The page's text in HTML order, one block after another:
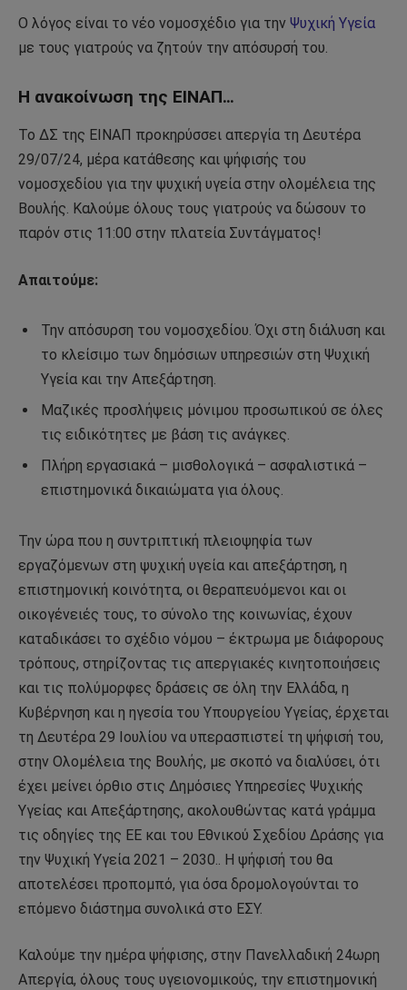
Ο λόγος είναι το νέο νομοσχέδιο για την Ψυχική Υγεία
με τους γιατρούς να ζητούν την απόσυρσή του.
Η ανακοίνωση της ΕΙΝΑΠ…
Το ΔΣ της ΕΙΝΑΠ προκηρύσσει απεργία τη Δευτέρα
29/07/24, μέρα κατάθεσης και ψήφισής του
νομοσχεδίου για την ψυχική υγεία στην ολομέλεια της
Βουλής. Καλούμε όλους τους γιατρούς να δώσουν το
παρόν στις 11:00 στην πλατεία Συντάγματος!
Απαιτούμε:
Την απόσυρση του νομοσχεδίου. Όχι στη διάλυση και
το κλείσιμο των δημόσιων υπηρεσιών στη Ψυχική
Υγεία και την Απεξάρτηση.
Μαζικές προσλήψεις μόνιμου προσωπικού σε όλες
τις ειδικότητες με βάση τις ανάγκες.
Πλήρη εργασιακά – μισθολογικά – ασφαλιστικά –
επιστημονικά δικαιώματα για όλους.
Την ώρα που η συντριπτική πλειοψηφία των
εργαζόμενων στη ψυχική υγεία και απεξάρτηση, η
επιστημονική κοινότητα, οι θεραπευόμενοι και οι
οικογένειές τους, το σύνολο της κοινωνίας, έχουν
καταδικάσει το σχέδιο νόμου – έκτρωμα με διάφορους
τρόπους, στηρίζοντας τις απεργιακές κινητοποιήσεις
και τις πολύμορφες δράσεις σε όλη την Ελλάδα, η
Κυβέρνηση και η ηγεσία του Υπουργείου Υγείας, έρχεται
τη Δευτέρα 29 Ιουλίου να υπερασπιστεί τη ψήφισή του,
στην Ολομέλεια της Βουλής, με σκοπό να διαλύσει, ότι
έχει μείνει όρθιο στις Δημόσιες Υπηρεσίες Ψυχικής
Υγείας και Απεξάρτησης, ακολουθώντας κατά γράμμα
τις οδηγίες της ΕΕ και του Εθνικού Σχεδίου Δράσης για
την Ψυχική Υγεία 2021 – 2030.. Η ψήφισή του θα
αποτελέσει προπομπό, για όσα δρομολογούνται το
επόμενο διάστημα συνολικά στο ΕΣΥ.
Καλούμε την ημέρα ψήφισης, στην Πανελλαδική 24ωρη
Απεργία, όλους τους υγειονομικούς, την επιστημονική